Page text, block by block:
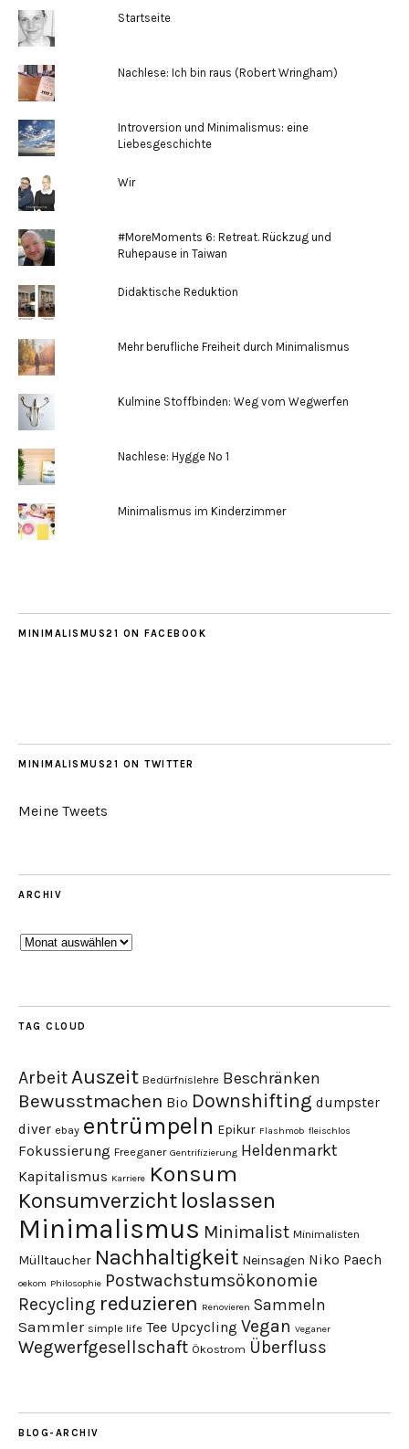
Startseite
Nachlese: Ich bin raus (Robert Wringham)
Introversion und Minimalismus: eine
Liebesgeschichte
Wir
#MoreMoments 6: Retreat. Rückzug und
Ruhepause in Taiwan
Didaktische Reduktion
Mehr berufliche Freiheit durch Minimalismus
Kulmine Stoffbinden: Weg vom Wegwerfen
Nachlese: Hygge No 1
Minimalismus im Kinderzimmer
MINIMALISMUS21 ON FACEBOOK
MINIMALISMUS21 ON TWITTER
Meine Tweets
ARCHIV
Archiv
TAG CLOUD
ArbeitAuszeit Bedürfnislehre Beschränken
Bewusstmachen Bio Downshifting dumpster
diver ebay entrümpeln Epikur Flashmob fleischlos
Fokussierung Freeganer Gentrifizierung Heldenmarkt
Kapitalismus Karriere Konsum
Konsumverzicht loslassen
Minimalismus Minimalist Minimalisten
Mülltaucher Nachhaltigkeit Neinsagen Niko Paech
oekom Philosophie Postwachstumsökonomie
Recycling reduzieren Renovieren Sammeln
Sammler simple life Tee Upcycling Vegan Veganer
Wegwerfgesellschaft Ökostrom Überfluss
BLOG-ARCHIV